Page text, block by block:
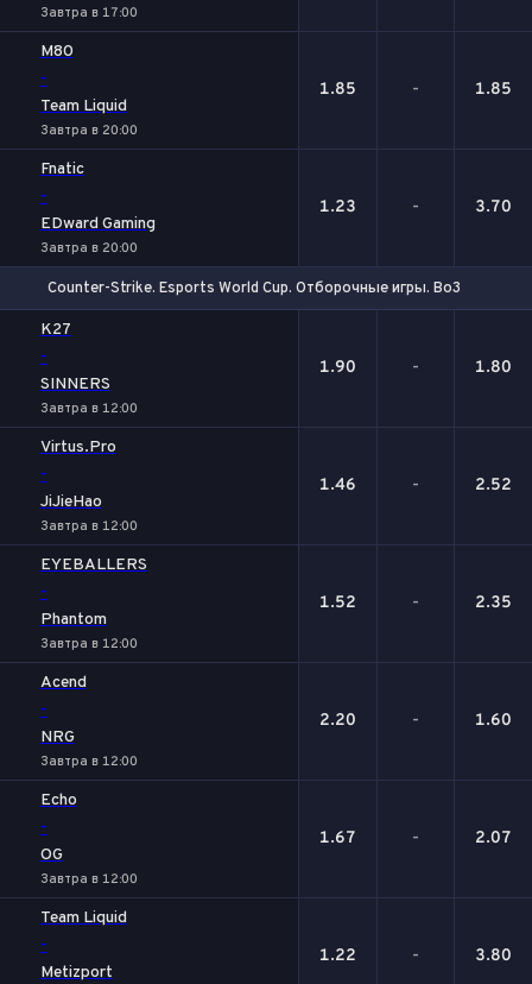
Завтра в 17:00
M80
-
Team Liquid
Завтра в 20:00
1.85 - 1.85
Fnatic
-
EDward Gaming
Завтра в 20:00
1.23 - 3.70
Counter-Strike. Esports World Cup. Отборочные игры. Bo3
K27
-
SINNERS
Завтра в 12:00
1.90 - 1.80
Virtus.Pro
-
JiJieHao
Завтра в 12:00
1.46 - 2.52
EYEBALLERS
-
Phantom
Завтра в 12:00
1.52 - 2.35
Acend
-
NRG
Завтра в 12:00
2.20 - 1.60
Echo
-
OG
Завтра в 12:00
1.67 - 2.07
Team Liquid
-
Metizport
1.22 - 3.80